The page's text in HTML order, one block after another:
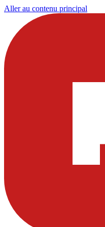
Aller au contenu principal